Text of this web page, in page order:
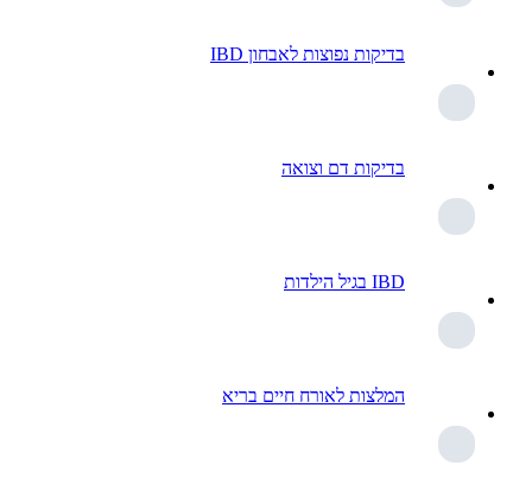
בדיקות נפוצות לאבחון IBD
בדיקות דם וצואה
IBD בגיל הילדות
המלצות לאורח חיים בריא